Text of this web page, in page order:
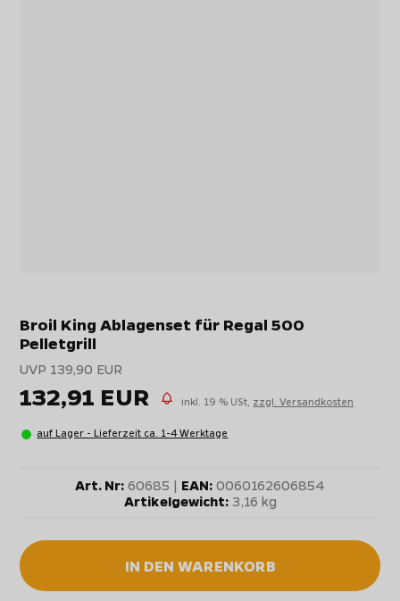
Broil King Ablagenset für Regal 500
Pelletgrill
UVP 139,90 EUR
132,91 EUR inkl. 19 % USt, zzgl. Versandkosten
auf Lager - Lieferzeit ca. 1-4 Werktage
Art. Nr: 60685 | EAN: 0060162606854
Artikelgewicht:3,16 kg
IN DEN WARENKORB